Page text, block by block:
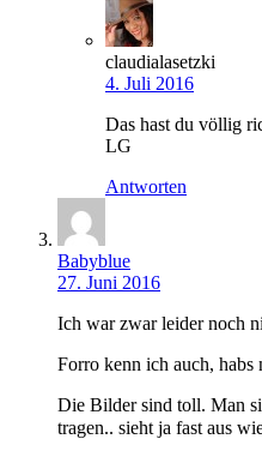
claudialasetzki
4. Juli 2016
Das hast du völlig
LG
Antworten
Babyblue
27. Juni 2016
Ich war zwar leider noch
Forro kenn ich auch, habs
Die Bilder sind toll. Man
tragen.. sieht ja fast aus